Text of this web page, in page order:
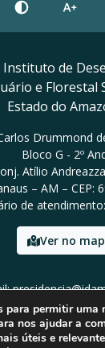
Instituto de
e Florestal
Estado do
Drummond
Bloco G - 2º
Atílio
– AM – CEP:
de
Ver no
Tel: (92) 98452-
para permitir uma
nos ajudar a
úteis e